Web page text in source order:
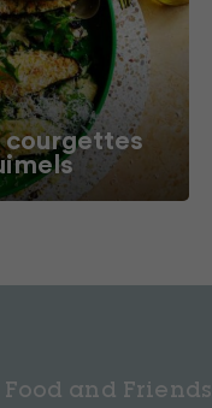
and Friends